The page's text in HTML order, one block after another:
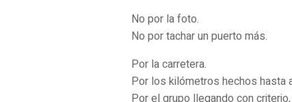
No por la foto.
No por tachar un puerto más.
Por la carretera.
Por los kilómetros hechos hasta
Por el grupo llegando con